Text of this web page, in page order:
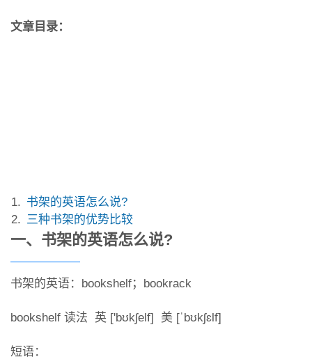
文章目录：
书架的英语怎么说?
三种书架的优势比较
一、书架的英语怎么说?
书架的英语：bookshelf；bookrack
bookshelf 读法 英 ['bʊkʃelf] 美 [ˈbʊkʃɛlf]
短语：